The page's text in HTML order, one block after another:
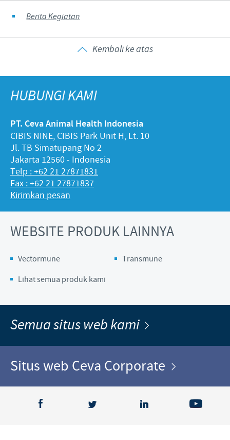
Berita Kegiatan
Kembali ke atas
HUBUNGI KAMI
PT. Ceva Animal Health Indonesia
CIBIS NINE, CIBIS Park Unit H, Lt. 10
Jl. TB Simatupang No 2
Jakarta 12560 - Indonesia
Telp : +62 21 27871831
Fax : +62 21 27871837
Kirimkan pesan
WEBSITE PRODUK LAINNYA
Vectormune
Transmune
Lihat semua produk kami
Semua situs web kami
Situs web Ceva Corporate